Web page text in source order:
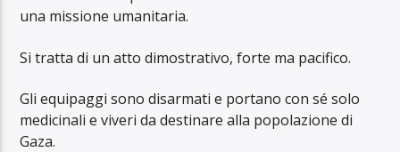
una missione umanitaria.
Si tratta di un atto dimostrativo, forte ma pacifico.
Gli equipaggi sono disarmati e portano con sé solo
medicinali e viveri da destinare alla popolazione di
Gaza.